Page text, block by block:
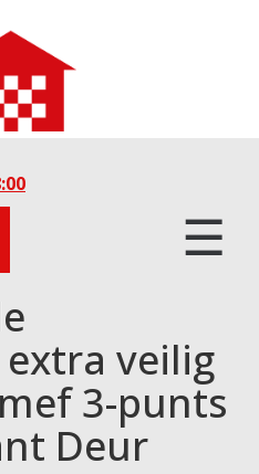
☰
veilig
3-punts
Deur